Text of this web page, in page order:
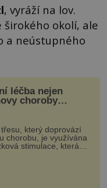
, vyráží na lov.
širokého okolí, ale
a neústupného
léčba nejen
choroby
který doprovází
chorobu, je využívána
stimulace, která
vysoce invazivní
zacílení ...